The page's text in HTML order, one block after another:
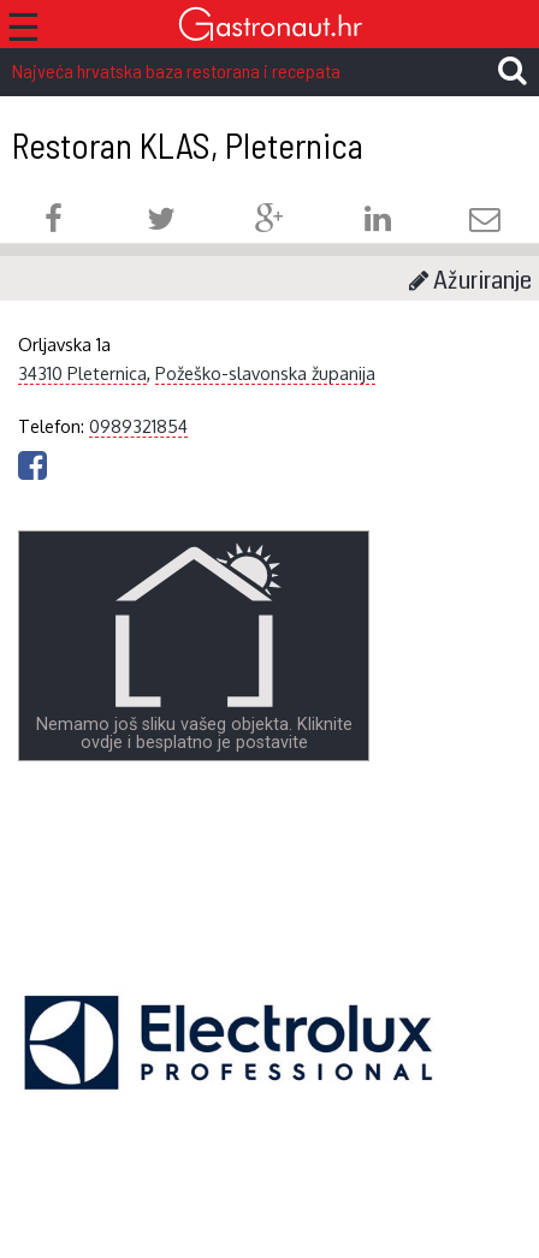
☰
Najveća hrvatska baza restorana i recepata
Restoran KLAS, Pleternica
Ažuriranje
Orljavska 1a
34310 Pleternica,Požeško-slavonska županija
Telefon:0989321854
Nemamo još sliku vašeg objekta. Kliknite
ovdje i besplatno je postavite